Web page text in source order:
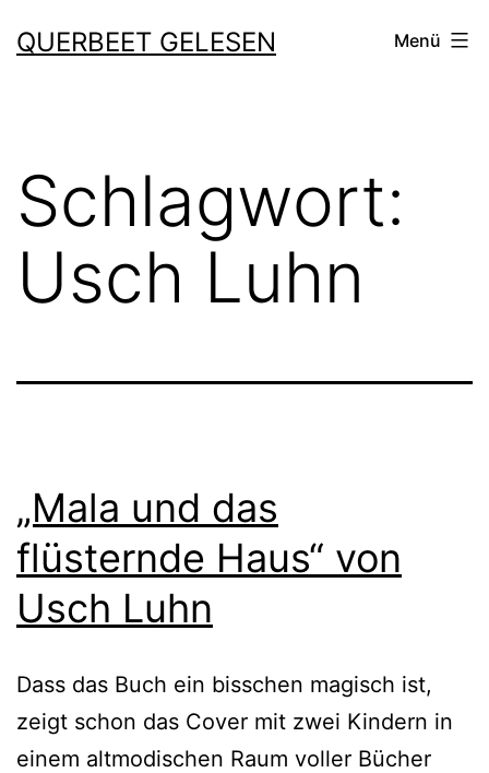
Inhalt
QUERBEET GELESEN Menü
Schlagwort:
Usch Luhn
„Mala und das
flüsternde Haus“ von
Usch Luhn
Dass das Buch ein biss­chen magisch ist,
zeigt schon das Cover mit zwei Kindern in
einem alt­mo­di­schen Raum vol­ler Bücher